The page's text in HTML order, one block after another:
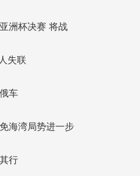
洲杯决赛 将战
失联
车
海湾局势进一步
行